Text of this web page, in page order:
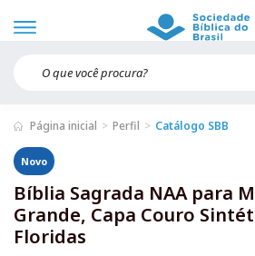
Página inicial Perfil Catálogo SBB
Novo
Bíblia Sagrada NAA para
Grande, Capa Couro
Floridas